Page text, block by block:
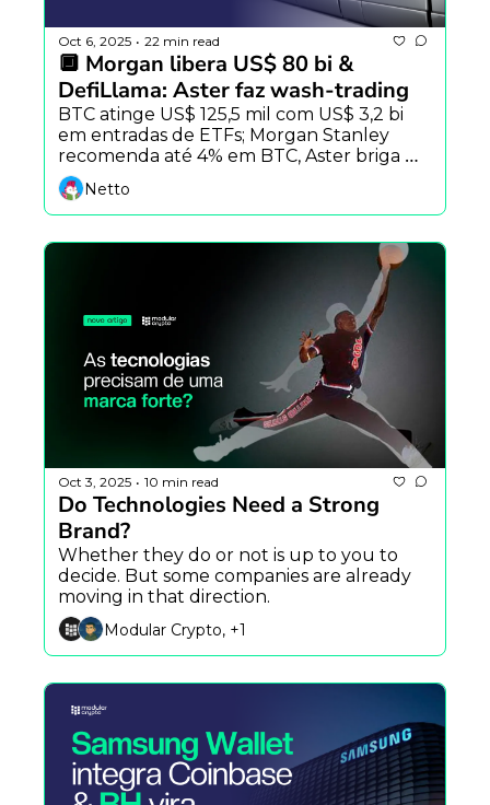
Oct 6, 2025 • 22 min read
🔲 Morgan libera US$ 80 bi &
DefiLlama: Aster faz wash-trading
BTC atinge US$ 125,5 mil com US$ 3,2 bi
em entradas de ETFs; Morgan Stanley
recomenda até 4% em BTC, Aster briga
com DeFiLlama e bolsa dos EUA toca nível
pré-bolha.
Netto
Oct 3, 2025 • 10 min read
Do Technologies Need a Strong
Brand?
Whether they do or not is up to you to
decide. But some companies are already
moving in that direction.
Modular Crypto, +1